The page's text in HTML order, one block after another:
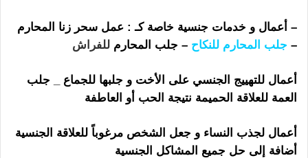
– أعمال و خدمات جنسية خاصة كـ : عمل سحر زنا المحارم
– جلب المحارم للنكاح – جلب المحارم للفراش
أعمال للتهييج الجنسي على الأخت و جلبها للجماع _ جلب
العمة للعلاقة الحميمة نتيجة الحب أو العاطفة
أعمال لجذب النساء و جعل الشخص مرغوباً للعلاقة الجنسية
أضافة إلى حل جميع المشاكل الجنسية